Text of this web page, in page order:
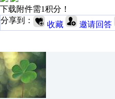
下载附件需1积分！
分享到：
收藏 邀请回答